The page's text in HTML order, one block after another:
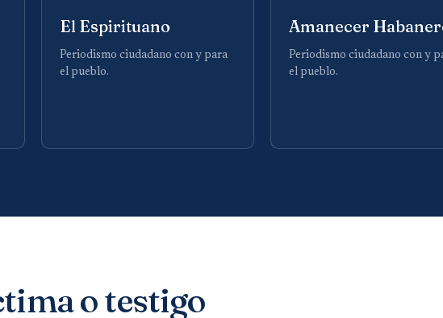
El Espirituano
Periodismo ciudadano con y para
el pueblo.
Amanecer
Periodismo ciudadano con y
el pueblo.
o testigo